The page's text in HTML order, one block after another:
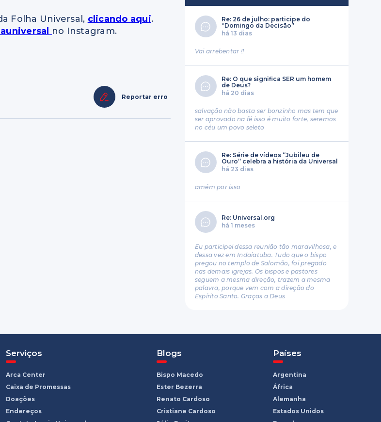
Folha Universal, clicando aqui.
no Instagram.
Reportar erro
Re: 26 de julho: participe do
“Domingo da Decisão”
há 13 dias
Vai arrebentar !!
Re: O que significa SER um homem
de Deus?
há 20 dias
salvação não basta ser bonzinho mas tem que
ser aprovado na fé isso é muito forte, seremos
no céu um povo seleto
Re: Série de vídeos “Jubileu de
Ouro” celebra a história da Universal
há 23 dias
amém por isso
Re: Universal.org
há 1 meses
Eu participei dessa reunião tão maravilhosa, e
dessa vez em Indaiatuba. Tudo que o bispo
pregou no templo de Salomão, foi pregado
nas demais igrejas. Os bispos e pastores
seguem a mesma direção, trazem a mesma
palavra, porque vem com a direção do
Espírito Santo. Graças a Deus
Serviços
Arca Center
Caixa de Promessas
Doações
Endereços
Blogs
Bispo Macedo
Ester Bezerra
Renato Cardoso
Cristiane Cardoso
Países
Argentina
África
Alemanha
Estados Unidos